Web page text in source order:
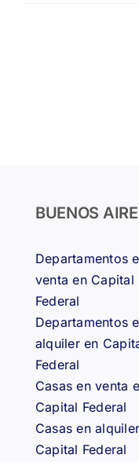
BUENOS
Departamentos
venta en Capital
Federal
Departamentos
alquiler en
Federal
Casas en venta
Capital Federal
Casas en
Capital Federal